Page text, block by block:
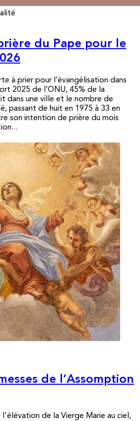
du Pape pour le
à prier pour l’évangélisation dans
2025 de l’ONU, 45% de la
dans une ville et le nombre de
passant de huit en 1975 à 33 en
son intention de prière du mois
de l’Assomption
de la Vierge Marie au ciel,